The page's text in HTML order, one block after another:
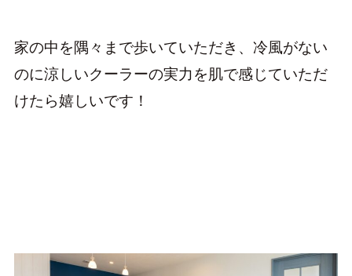
家の中を隅々まで歩いていただき、冷風がない
のに涼しいクーラーの実力を肌で感じていただ
けたら嬉しいです！